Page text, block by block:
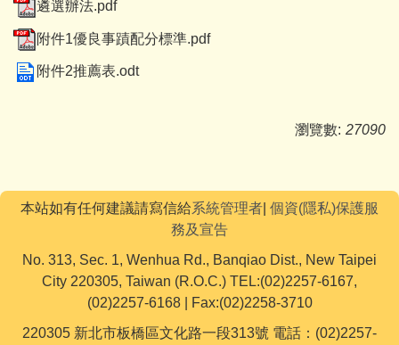
遴選辦法.pdf
附件1優良事蹟配分標準.pdf
附件2推薦表.odt
瀏覽數: 27090
本站如有任何建議請寫信給系統管理者 個資(隱私)保護服
務及宣告
No. 313, Sec. 1, Wenhua Rd., Banqiao Dist., New Taipei
City 220305, Taiwan (R.O.C.) TEL:(02)2257-6167,
(02)2257-6168 | Fax:(02)2258-3710
220305 新北市板橋區文化路一段313號 電話：(02)2257-